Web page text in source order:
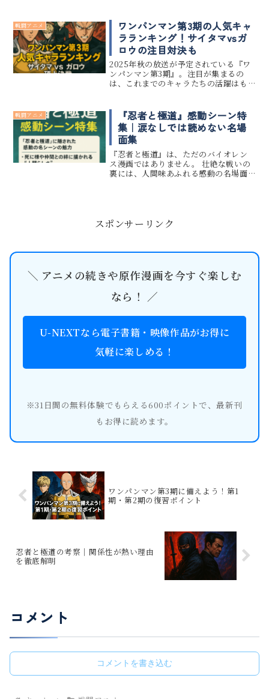
核心に迫る隠された真実を探ります。
意外な演出の裏に仕込...
戦闘アニメ
ワンパンマン第3期の人気キャ
ラランキング！サイタマvsガ
ロウの注目対決も
2025年秋の放送が予定されている『ワ
ンパンマン第3期』。注目が集まるの
は、これまでのキャラたちの活躍はも
者投票や最新アニメ情報をもとに、
「ワンパンマン第3期の人気キャラ...
戦闘アニメ
『忍者と極道』感動シーン特
集｜涙なしでは読めない名場
面集
『忍者と極道』は、ただのバイオレン
ス漫画ではありません。 壮絶な戦いの
裏には、人間味あふれる感動の名場面
スポンサーリンク
＼ アニメの続きや原作漫画を今すぐ楽しむ
なら！ ／
U-NEXTなら電子書籍・映像作品がお得に
気軽に楽しめる！
※31日間の無料体験でもらえる600ポイントで、最新刊
もお得に読めます。
ワンパンマン第3期に備えよう！第1
期・第2期の復習ポイント
忍者と極道の考察｜関係性が熱い理由
を徹底解明
コメント
コメントを書き込む